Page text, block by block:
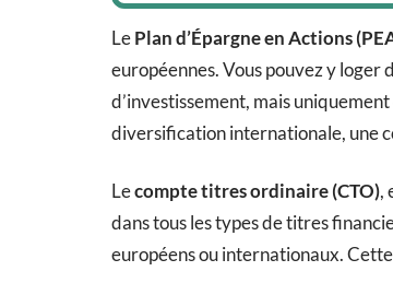
LePlan d’Épargne en Actions
européennes. Vous pouvez y loger
d’investissement, mais
diversification internationale, une
Lecompte titres ordinaire (CTO),
dans tous les types de titres
européens ou internationaux.